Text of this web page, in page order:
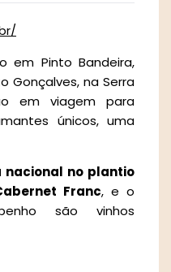
em Pinto Bandeira,
Gonçalves, na Serra
em viagem para
únicos, uma
nacional no plantio
Franc, e o
são vinhos